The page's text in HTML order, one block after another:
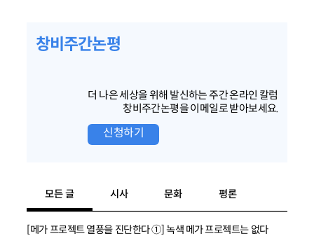
창비주간논평
더 나은 세상을 위해 발신하는 주간 온라인 칼럼
창비주간논평을 이메일로 받아보세요.
신청하기
모든 글 시사 문화 평론
[메가 프로젝트 열풍을 진단한다 ①] 녹색 메가 프로젝트는 없다